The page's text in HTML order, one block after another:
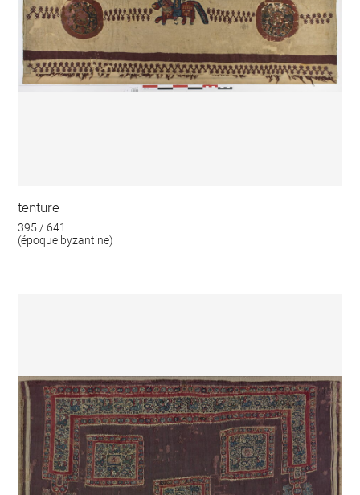
tenture
395 / 641
(époque byzantine)